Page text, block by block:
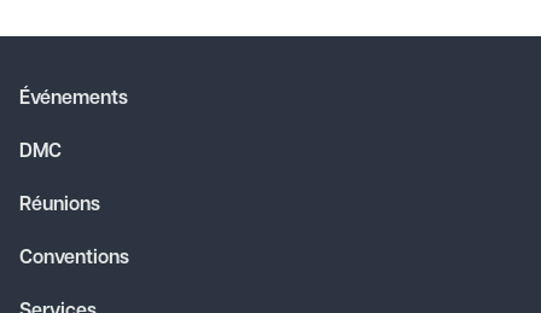
Événements
DMC
Réunions
Conventions